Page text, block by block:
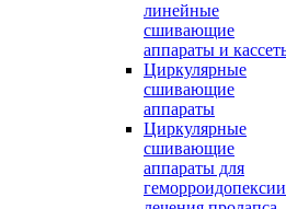
линейные
сшивающие
аппараты и
Циркулярные
сшивающие
аппараты
Циркулярные
сшивающие
аппараты для